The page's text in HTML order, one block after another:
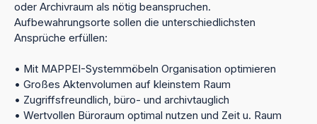
oder Archivraum als nötig beanspruchen.
Aufbewahrungsorte sollen die unterschiedlichsten
Ansprüche erfüllen:
• Mit MAPPEI-Systemmöbeln Organisation optimieren
• Großes Aktenvolumen auf kleinstem Raum
• Zugriffsfreundlich, büro- und archivtauglich
• Wertvollen Büroraum optimal nutzen und Zeit u. Raum